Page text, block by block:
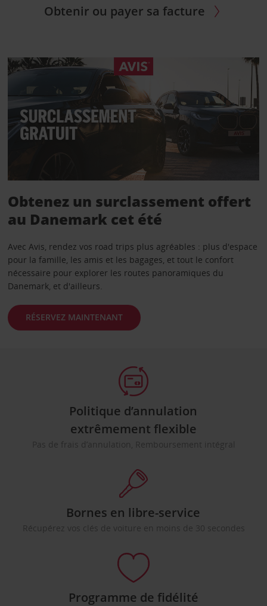
Obtenir ou payer sa facture
Obtenez un surclassement offert
au Danemark cet été
Avec Avis, rendez vos road trips plus agréables : plus d'espace
pour la famille, les amis et les bagages, et tout le confort
nécessaire pour explorer les routes panoramiques du
Danemark, et d'ailleurs.
RÉSERVEZ MAINTENANT
Politique d’annulation
extrêmement flexible
Pas de frais d’annulation, Remboursement intégral
Bornes en libre-service
Récupérez vos clés de voiture en moins de 30 secondes
Programme de fidélité